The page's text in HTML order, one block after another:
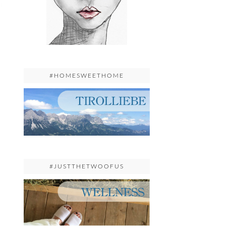
#HOMESWEETHOME
#JUSTTHETWOOFUS